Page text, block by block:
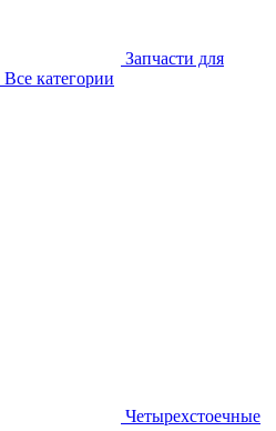
Запчасти для
Все категории
Четырехстоечные